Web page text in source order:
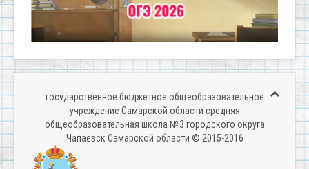
государственное бюджетное общеобразовательное
учреждение Самарской области средняя
общеобразовательная школа № 3 городского округа
Чапаевск Самарской области © 2015-2016